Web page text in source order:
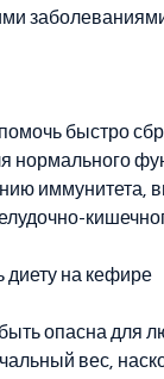
быстро
нормального
иммунитета,
диету на кефире
опасна для
вес,